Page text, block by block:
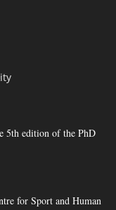
5th edition of the PhD
for Sport and Human